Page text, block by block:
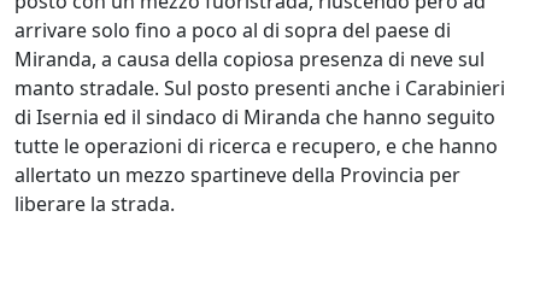
arrivare solo fino a poco al di sopra del paese di
Miranda, a causa della copiosa presenza di neve sul
manto stradale. Sul posto presenti anche i Carabinieri
di Isernia ed il sindaco di Miranda che hanno seguito
tutte le operazioni di ricerca e recupero, e che hanno
allertato un mezzo spartineve della Provincia per
liberare la strada.